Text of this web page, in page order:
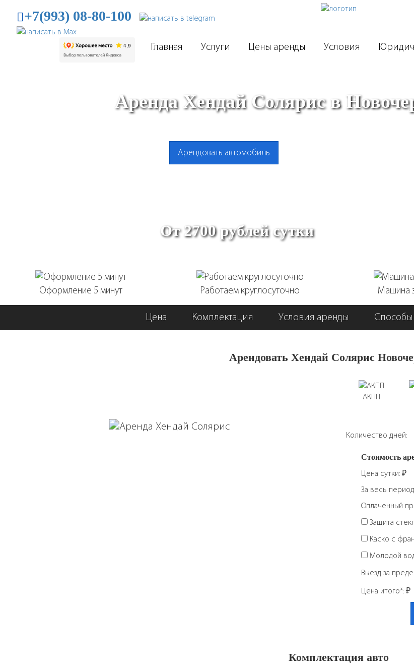
+7(993) 08-80-100
Главная Услуги Цены аренды Условия
Аренда Хендай Солярис в
Арендовать автомобиль
От 2700 рублей сутки
Оформление 5 минут Работаем круглосуточно Машина
Цена Комплектация Условия аренды Способы
Арендовать Хендай Солярис
АКПП
Количество дней:
Стоимость
Цена сутки: ₽
За весь
Оплаченный
Защита
Каско с
Молодой
Выезд за
Цена итого*: ₽
Комплектация авто